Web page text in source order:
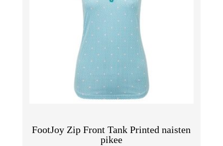
FootJoy Zip Front Tank Printed naisten
pikee